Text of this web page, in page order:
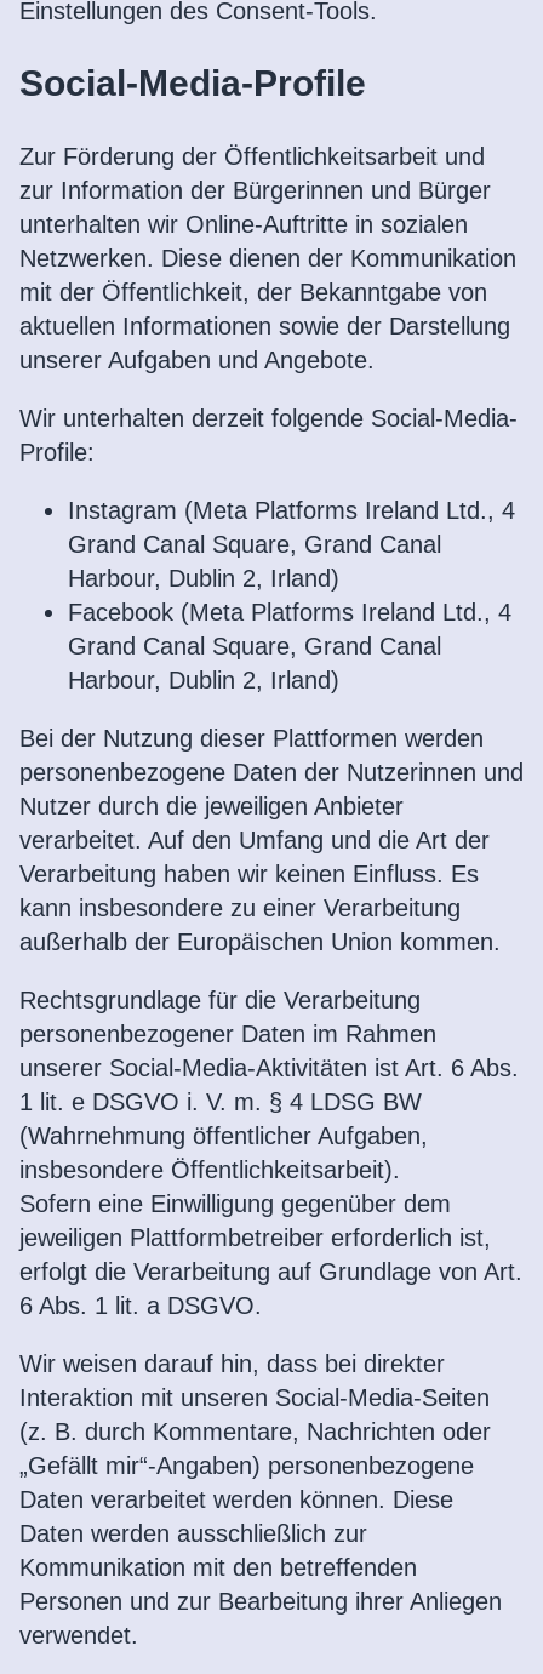
Einstellungen des Consent-Tools.
Social-Media-Profile
Zur Förderung der Öffentlichkeitsarbeit und
zur Information der Bürgerinnen und Bürger
unterhalten wir Online-Auftritte in sozialen
Netzwerken. Diese dienen der Kommunikation
mit der Öffentlichkeit, der Bekanntgabe von
aktuellen Informationen sowie der Darstellung
unserer Aufgaben und Angebote.
Wir unterhalten derzeit folgende Social-Media-
Profile:
Instagram (Meta Platforms Ireland Ltd., 4
Grand Canal Square, Grand Canal
Harbour, Dublin 2, Irland)
Facebook (Meta Platforms Ireland Ltd., 4
Grand Canal Square, Grand Canal
Harbour, Dublin 2, Irland)
Bei der Nutzung dieser Plattformen werden
personenbezogene Daten der Nutzerinnen und
Nutzer durch die jeweiligen Anbieter
verarbeitet. Auf den Umfang und die Art der
Verarbeitung haben wir keinen Einfluss. Es
kann insbesondere zu einer Verarbeitung
außerhalb der Europäischen Union kommen.
Rechtsgrundlage für die Verarbeitung
personenbezogener Daten im Rahmen
unserer Social-Media-Aktivitäten ist Art. 6 Abs.
1 lit. e DSGVO i. V. m. § 4 LDSG BW
(Wahrnehmung öffentlicher Aufgaben,
insbesondere Öffentlichkeitsarbeit).
Sofern eine Einwilligung gegenüber dem
jeweiligen Plattformbetreiber erforderlich ist,
erfolgt die Verarbeitung auf Grundlage von Art.
6 Abs. 1 lit. a DSGVO.
Wir weisen darauf hin, dass bei direkter
Interaktion mit unseren Social-Media-Seiten
(z. B. durch Kommentare, Nachrichten oder
„Gefällt mir“-Angaben) personenbezogene
Daten verarbeitet werden können. Diese
Daten werden ausschließlich zur
Kommunikation mit den betreffenden
Personen und zur Bearbeitung ihrer Anliegen
verwendet.